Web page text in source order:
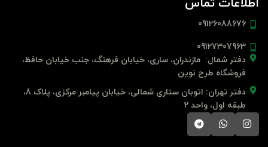
اطلاعات تماس
09126088676
09127307963
دفتر شمال: مازندران، ساری، خیابان فرهنگ، جنب خیابان حافظ،
فروشگاه طرح نوین
دفتر تهران: اتوبان ستاری شمالی، خیابان پیامبر مرکزی، پلاک 8،
طبقه اول، واحد 2